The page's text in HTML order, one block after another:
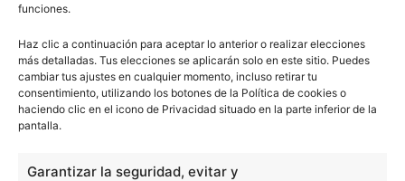
funciones.
Haz clic a continuación para aceptar lo anterior o realizar elecciones
más detalladas. Tus elecciones se aplicarán solo en este sitio. Puedes
cambiar tus ajustes en cualquier momento, incluso retirar tu
consentimiento, utilizando los botones de la Política de cookies o
haciendo clic en el icono de Privacidad situado en la parte inferior de la
pantalla.
Garantizar la seguridad, evitar y